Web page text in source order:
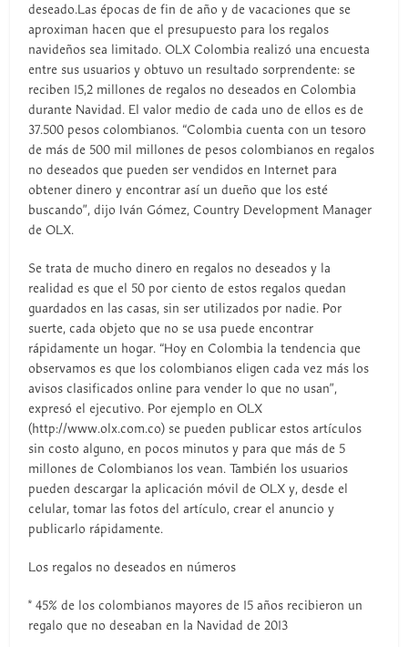
deseado.Las épocas de fin de año y de vacaciones que se
aproximan hacen que el presupuesto para los regalos
navideños sea limitado. OLX Colombia realizó una encuesta
entre sus usuarios y obtuvo un resultado sorprendente: se
reciben 15,2 millones de regalos no deseados en Colombia
durante Navidad. El valor medio de cada uno de ellos es de
37.500 pesos colombianos. “Colombia cuenta con un tesoro
de más de 500 mil millones de pesos colombianos en regalos
no deseados que pueden ser vendidos en Internet para
obtener dinero y encontrar así un dueño que los esté
buscando”, dijo Iván Gómez, Country Development Manager
de OLX.
Se trata de mucho dinero en regalos no deseados y la
realidad es que el 50 por ciento de estos regalos quedan
guardados en las casas, sin ser utilizados por nadie. Por
suerte, cada objeto que no se usa puede encontrar
rápidamente un hogar. “Hoy en Colombia la tendencia que
observamos es que los colombianos eligen cada vez más los
avisos clasificados online para vender lo que no usan”,
expresó el ejecutivo. Por ejemplo en OLX
(http://www.olx.com.co) se pueden publicar estos artículos
sin costo alguno, en pocos minutos y para que más de 5
millones de Colombianos los vean. También los usuarios
pueden descargar la aplicación móvil de OLX y, desde el
celular, tomar las fotos del artículo, crear el anuncio y
publicarlo rápidamente.
Los regalos no deseados en números
* 45% de los colombianos mayores de 15 años recibieron un
regalo que no deseaban en la Navidad de 2013